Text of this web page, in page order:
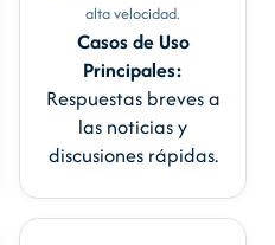
alta velocidad.
Casos de Uso
Principales:
Respuestas breves a
las noticias y
discusiones rápidas.